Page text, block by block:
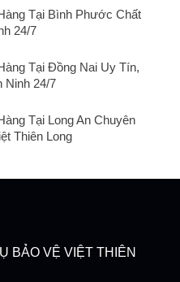
Tại Bình Phước Chất
24/7
Tại Đồng Nai Uy Tín,
Ninh 24/7
Tại Long An Chuyên
Thiên Long
BẢO VỆ VIỆT THIÊN